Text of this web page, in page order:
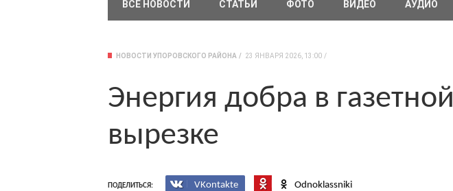
ВСЕ НОВОСТИ СТАТЬИ ФОТО ВИДЕО АУДИО
НОВОСТИ УПОРОВСКОГО РАЙОНА 23 ЯНВАРЯ 2026, 13:00
Энергия добра в газетной
вырезке
ПОДЕЛИТЬСЯ: VKontakte Odnoklassniki